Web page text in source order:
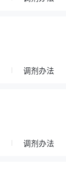
调剂办法
调剂办法